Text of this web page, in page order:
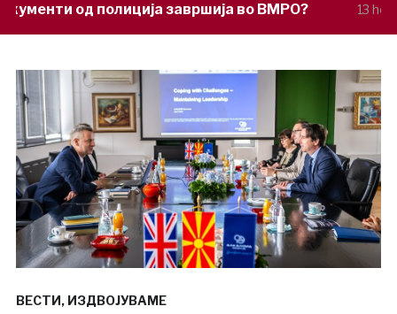
завршија во ВМРО? 13 hours ago Под
ВЕСТИ, ИЗДВОЈУВАМЕ